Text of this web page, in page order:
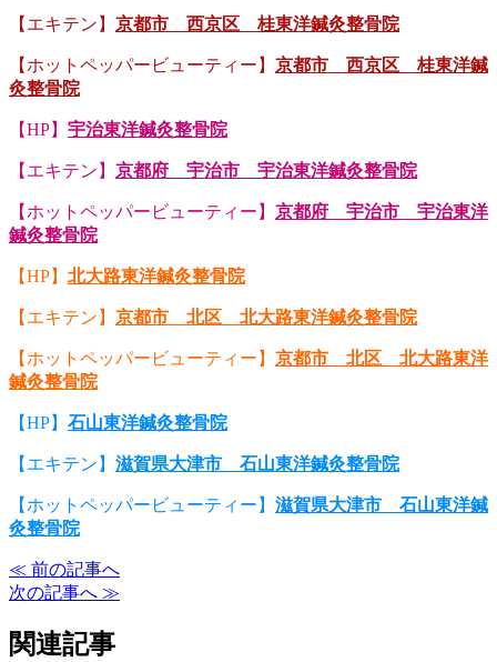
【エキテン】 京都市 西京区 桂東洋鍼灸整骨院
【ホットペッパービューティー】 京都市 西京区 桂東洋鍼
灸整骨院
【HP】 宇治東洋鍼灸整骨院
【エキテン】 京都府 宇治市 宇治東洋鍼灸整骨院
【ホットペッパービューティー】 京都府 宇治市 宇治東洋
鍼灸整骨院
【HP】 北大路東洋鍼灸整骨院
【エキテン】 京都市 北区 北大路東洋鍼灸整骨院
【ホットペッパービューティー】 京都市 北区 北大路東洋
鍼灸整骨院
【HP】 石山東洋鍼灸整骨院
【エキテン】 滋賀県大津市 石山東洋鍼灸整骨院
【ホットペッパービューティー】 滋賀県大津市 石山東洋鍼
灸整骨院
≪ 前の記事へ
次の記事へ ≫
関連記事